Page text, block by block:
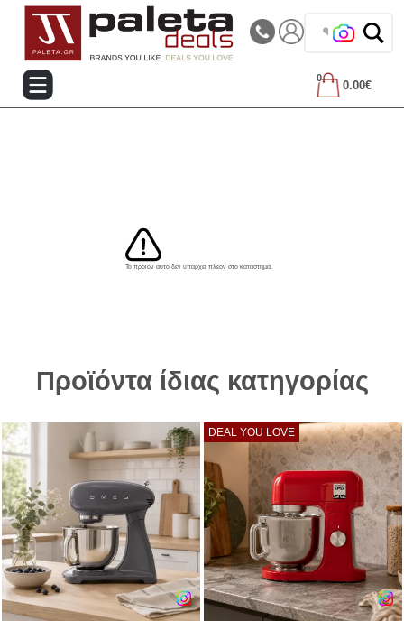
Τηλεφωνικές Παραγγελίες: 2105714144 |||
❤️ Βρε
0
0.00€
Το προϊόν αυτό δεν υπάρχει πλέον στο κατάστημα.
Προϊόντα ίδιας κατηγορίας
DEAL YOU LOVE